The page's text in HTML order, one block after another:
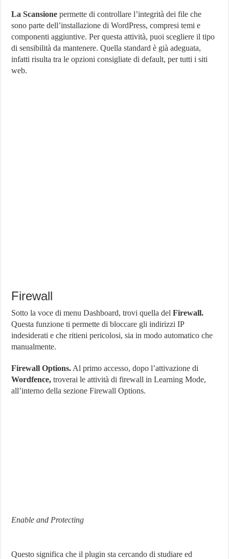
La Scansione permette di controllare l’integrità dei file che
sono parte dell’installazione di WordPress, compresi temi e
componenti aggiuntive. Per questa attività, puoi scegliere il tipo
di sensibilità da mantenere. Quella standard è già adeguata,
infatti risulta tra le opzioni consigliate di default, per tutti i siti
web.
Firewall
Sotto la voce di menu Dashboard, trovi quella delFirewall.
Questa funzione ti permette di bloccare gli indirizzi IP
indesiderati e che ritieni pericolosi, sia in modo automatico che
manualmente.
Firewall Options. Al primo accesso, dopo l’attivazione di
Wordfence, troverai le attività di firewall in Learning Mode,
all’interno della sezione Firewall Options.
Enable and Protecting
Questo significa che il plugin sta cercando di studiare ed